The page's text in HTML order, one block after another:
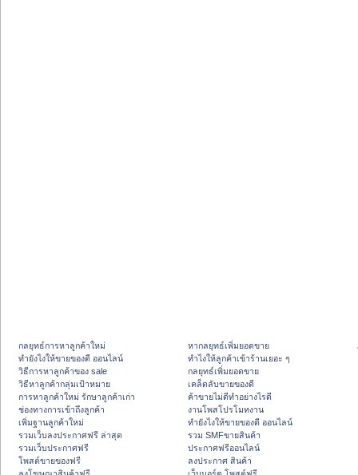
กลยุทธ์การหาลูกค้าใหม่
ทํายังไงให้ขายของดี ออนไลน์
วิธีการหาลูกค้าของ sale
วิธีหาลูกค้ากลุ่มเป้าหมาย
การหาลูกค้าใหม่ รักษาลูกค้าเก่า
ช่องทางการเข้าถึงลูกค้า
เพิ่มฐานลูกค้าใหม่
รวมเว็บลงประกาศฟรี ล่าสุด
รวมเว็บประกาศฟรี
โพสต์ขายของฟรี
หากลยุทธ์เพิ่มยอดขาย
ทําไงให้ลูกค้าเข้าร้านเยอะ ๆ
กลยุทธ์เพิ่มยอดขาย
เคล็ดลับขายของดี
ค้าขายไม่ดีทำอย่างไรดี
งานโพสโปรโมทงาน
ทํายังไงให้ขายของดี ออนไลน์
รวม SMFขายสินค้า
ประกาศฟรีออนไลน์
ลงประกาศ สินค้า